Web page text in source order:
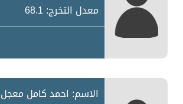
معدل التخرج: 68.1
الاسم: احمد كامل معجل